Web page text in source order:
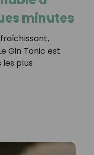
minutes
Gin Tonic est
les plus